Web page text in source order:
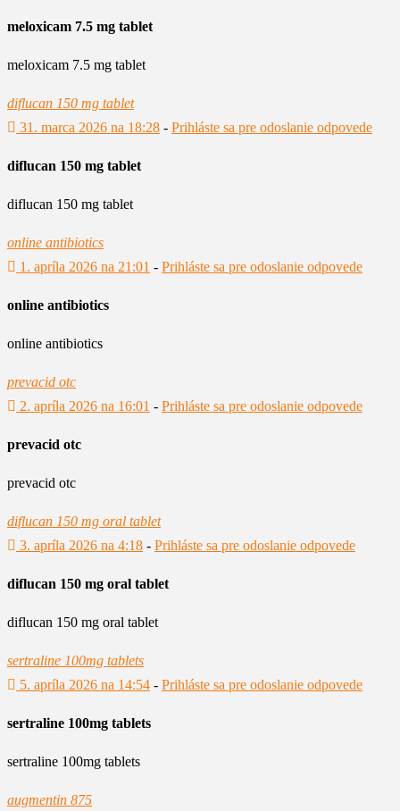
meloxicam 7.5 mg tablet
meloxicam 7.5 mg tablet
diflucan 150 mg tablet
31. marca 2026 na 18:28 - Prihláste sa pre odoslanie odpovede
diflucan 150 mg tablet
diflucan 150 mg tablet
online antibiotics
1. apríla 2026 na 21:01 - Prihláste sa pre odoslanie odpovede
online antibiotics
online antibiotics
prevacid otc
2. apríla 2026 na 16:01 - Prihláste sa pre odoslanie odpovede
prevacid otc
prevacid otc
diflucan 150 mg oral tablet
3. apríla 2026 na 4:18 - Prihláste sa pre odoslanie odpovede
diflucan 150 mg oral tablet
diflucan 150 mg oral tablet
sertraline 100mg tablets
5. apríla 2026 na 14:54 - Prihláste sa pre odoslanie odpovede
sertraline 100mg tablets
sertraline 100mg tablets
augmentin 875